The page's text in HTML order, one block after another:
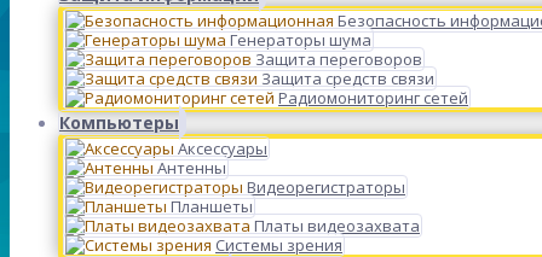
Безопасность
Генераторы шума
Защита переговоров
Защита средств связи
Радиомониторинг сетей
Компьютеры
Аксессуары
Антенны
Видеорегистраторы
Планшеты
Платы видеозахвата
Системы зрения